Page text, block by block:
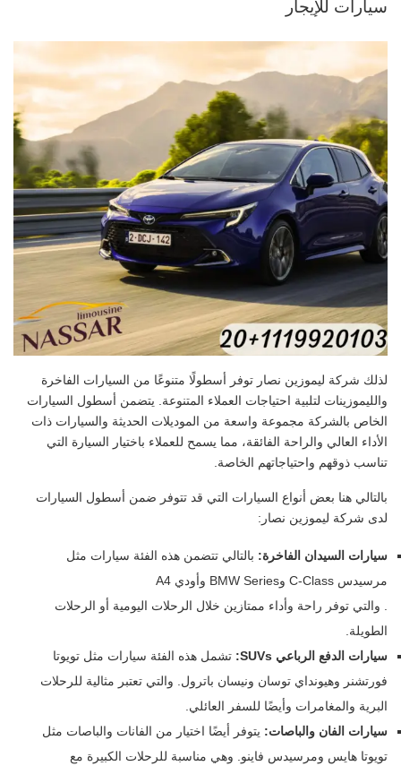
سيارات للإيجار
لذلك شركة ليموزين نصار توفر أسطولًا متنوعًا من السيارات الفاخرة
والليموزينات لتلبية احتياجات العملاء المتنوعة. يتضمن أسطول السيارات
الخاص بالشركة مجموعة واسعة من الموديلات الحديثة والسيارات ذات
الأداء العالي والراحة الفائقة، مما يسمح للعملاء باختيار السيارة التي
تناسب ذوقهم واحتياجاتهم الخاصة.
بالتالي هنا بعض أنواع السيارات التي قد تتوفر ضمن أسطول السيارات
لدى شركة ليموزين نصار:
سيارات السيدان الفاخرة: بالتالي تتضمن هذه الفئة سيارات مثل
مرسيدس C-Class وBMW Series وأودي A4
. والتي توفر راحة وأداء ممتازين خلال الرحلات اليومية أو الرحلات
الطويلة.
سيارات الدفع الرباعي SUVs:
تشمل هذه الفئة سيارات مثل تويوتا
فورتشنر وهيونداي توسان ونيسان باترول. والتي تعتبر مثالية للرحلات
البرية والمغامرات وأيضًا للسفر العائلي.
سيارات الفان والباصات: يتوفر أيضًا اختيار من الفانات والباصات مثل
تويوتا هايس ومرسيدس فاينو. وهي مناسبة للرحلات الكبيرة مع